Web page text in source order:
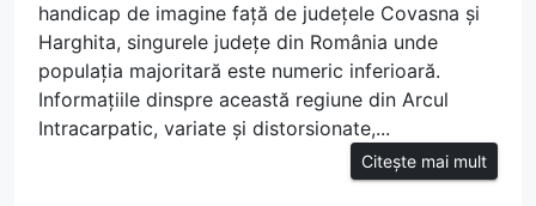
handicap de imagine față de județele Covasna și
Harghita, singurele județe din România unde
populația majoritară este numeric inferioară.
Informațiile dinspre această regiune din Arcul
Intracarpatic, variate și distorsionate,...
Citește mai mult